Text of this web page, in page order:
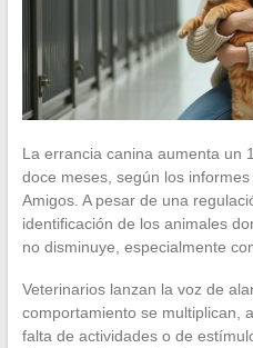
La errancia canina aumenta un
doce meses, según los
Amigos. A pesar de una
identificación de los animales
no disminuye, especialmente
Veterinarios lanzan la voz de
comportamiento se multiplican,
falta de actividades o de